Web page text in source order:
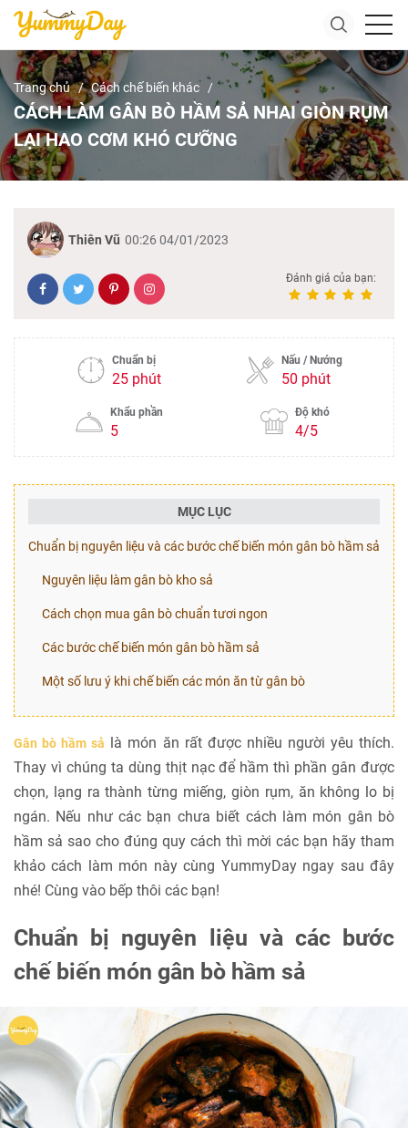
Trang chủ Cách chế biến khác
CÁCH LÀM GÂN BÒ HẦM SẢ NHAI GIÒN RỤM
LẠI HAO CƠM KHÓ CƯỠNG
Thiên Vũ 00:26 04/01/2023
Đánh giá của bạn:
Chuẩn bị
25 phút
Nấu / Nướng
50 phút
Khẩu phần
5
Độ khó
4/5
MỤC LỤC
Chuẩn bị nguyên liệu và các bước chế biến món gân bò hầm sả
Nguyên liệu làm gân bò kho sả
Cách chọn mua gân bò chuẩn tươi ngon
Các bước chế biến món gân bò hầm sả
Một số lưu ý khi chế biến các món ăn từ gân bò
Gân bò hầm sả là món ăn rất được nhiều người yêu thích.
Thay vì chúng ta dùng thịt nạc để hầm thì phần gân được
chọn, lạng ra thành từng miếng, giòn rụm, ăn không lo bị
ngán. Nếu như các bạn chưa biết cách làm món gân bò
hầm sả sao cho đúng quy cách thì mời các bạn hãy tham
khảo cách làm món này cùng YummyDay ngay sau đây
nhé! Cùng vào bếp thôi các bạn!
Chuẩn bị nguyên liệu và các bước
chế biến món gân bò hầm sả